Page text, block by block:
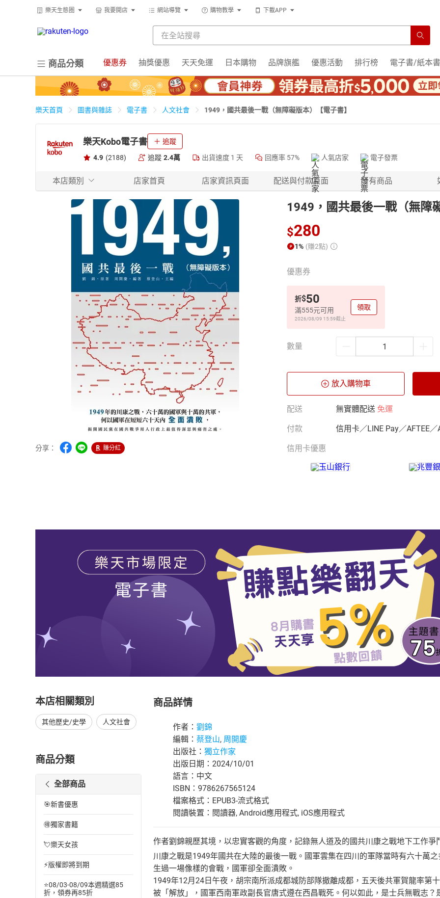
樂天生態圈 我要開店 網站導覽 購物教學 下載APP
商品分類 優惠券 抽獎優惠 天天免運 日本購物 品牌旗艦 優惠活動 排行榜 電子書/紙本書
樂天首頁 圖書與雜誌 電子書 人文社會 1949，國共最後一戰（無障礙版本）【電子書】
樂天Kobo電子書 追蹤
4.9 (2188) 追蹤 2.4萬 出貨速度 1 天 回應率 57% 人氣店家 電子發票
本店類別 店家首頁 店家資訊頁面 配送與付款頁面 所有商品
分享： 賺分紅
1949，國共最後一戰（無障
$280
1% (賺2點)
優惠券
折$50
滿555元可用
2026/08/09 15:59截止
領取
數量
放入購物車
配送 無實體配送 免運
付款 信用卡／LINE Pay／AFTEE／
信用卡優惠
本店相關類別
其他歷史/史學 人文社會
商品分類
全部商品
🎯新書優惠
🉐獨家書籍
💘樂天女孩
⚡版權即將到期
⭐08/03-08/09本週精選85
折，領券再85折
商品詳情
作者： 劉錦
編輯： 蔡登山, 周開慶
出版社： 獨立作家
出版日期：2024/10/01
語言：中文
ISBN：9786267565124
檔案格式：EPUB3-流式格式
閱讀裝置：閱讀器, Android應用程式, iOS應用程式
作者劉錦親歷其境，以忠實客觀的角度，記錄無人道及的國共川康之戰地下工作爭
川康之戰是1949年國共在大陸的最後一戰。國軍雲集在四川的軍隊當時有六十萬
生過一場像樣的會戰，國軍卻全面潰敗。
1949年12月24日午夜，胡宗南所派成都城防部隊撤離成都，五天後共軍賀龍率第
被「解放」，國軍西南軍政副長官唐式遵在西昌戰死。何以如此，是士兵無戰志